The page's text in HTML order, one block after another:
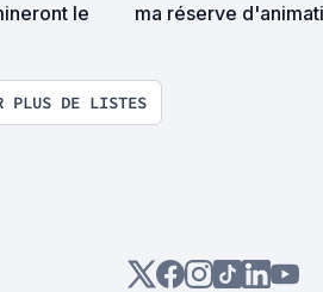
le
ma réserve
PLUS DE LISTES